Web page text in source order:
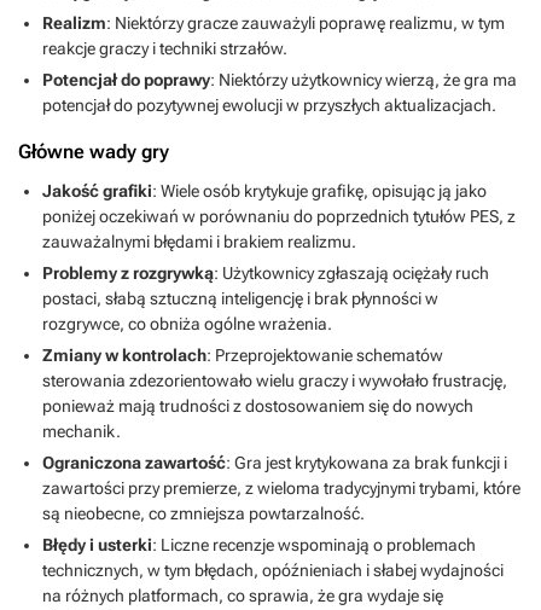
Realizm: Niektórzy gracze zauważyli poprawę realizmu, w tym
reakcje graczy i techniki strzałów.
Potencjał do poprawy: Niektórzy użytkownicy wierzą, że gra ma
potencjał do pozytywnej ewolucji w przyszłych aktualizacjach.
Główne wady gry
Jakość grafiki: Wiele osób krytykuje grafikę, opisując ją jako
poniżej oczekiwań w porównaniu do poprzednich tytułów PES, z
zauważalnymi błędami i brakiem realizmu.
Problemy z rozgrywką: Użytkownicy zgłaszają ociężały ruch
postaci, słabą sztuczną inteligencję i brak płynności w
rozgrywce, co obniża ogólne wrażenia.
Zmiany w kontrolach: Przeprojektowanie schematów
sterowania zdezorientowało wielu graczy i wywołało frustrację,
ponieważ mają trudności z dostosowaniem się do nowych
mechanik.
Ograniczona zawartość: Gra jest krytykowana za brak funkcji i
zawartości przy premierze, z wieloma tradycyjnymi trybami, które
są nieobecne, co zmniejsza powtarzalność.
Błędy i usterki: Liczne recenzje wspominają o problemach
technicznych, w tym błędach, opóźnieniach i słabej wydajności
na różnych platformach, co sprawia, że gra wydaje się